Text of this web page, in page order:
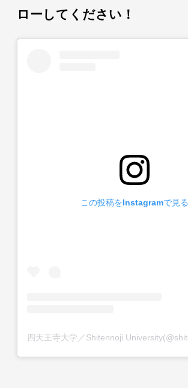
ローしてください！
この投稿をInstagramで見る